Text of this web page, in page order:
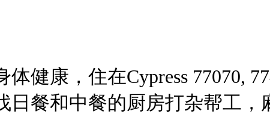
健康，住在Cypress 77070,
日餐和中餐的厨房打杂帮工，